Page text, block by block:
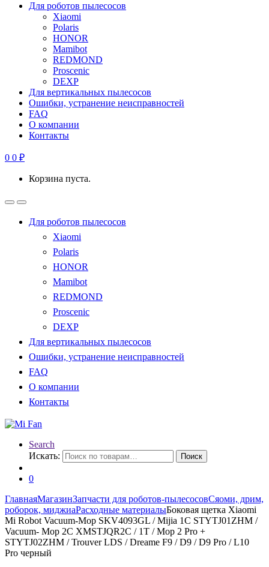
Для роботов пылесосов
Xiaomi
Polaris
HONOR
Mamibot
REDMOND
Proscenic
DEXP
Для вертикальных пылесосов
Ошибки, устранение неисправностей
FAQ
О компании
Контакты
0 0 ₽
Корзина пуста.
Для роботов пылесосов
Xiaomi
Polaris
HONOR
Mamibot
REDMOND
Proscenic
DEXP
Для вертикальных пылесосов
Ошибки, устранение неисправностей
FAQ
О компании
Контакты
Search
Искать:
Поиск
0
ГлавнаяМагазинЗапчасти для роботов-пылесосовСяоми, дрим,
роборок, миджиаРасходные материалыБоковая щетка Xiaomi
Mi Robot Vacuum-Mop SKV4093GL / Mijia 1C STYTJ01ZHM /
Vacuum- Mop 2C XMSTJQR2C / 1T / Mop 2 Pro +
STYTJ02ZHM / Trouver LDS / Dreame F9 / D9 / D9 Pro / L10
Pro черный